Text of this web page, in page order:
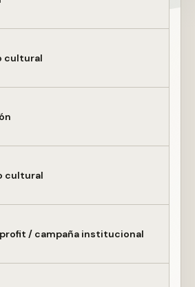
cultural
cultural
/ campaña institucional